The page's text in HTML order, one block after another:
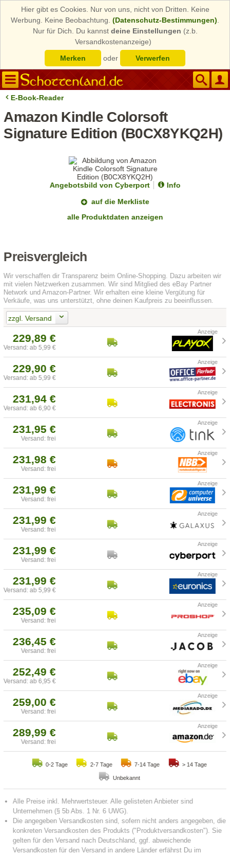
Hier gibt es Cookies. Nur von uns, nicht von Dritten. Keine
Werbung. Keine Beobachtung. (Datenschutz-Bestimmungen)
Nur für Dich. Du kannst deine Einstellungen (z.b.
Versandkostenanzeige)
Merken
oder Verwerfen
E-Book-Reader
Amazon Kindle Colorsoft
Signature Edition (B0CX8YKQ2H)
Angebotsbild von Cyberport
Info
auf die Merkliste
alle Produktdaten anzeigen
Preisvergleich
Wir verschaffen dir Transparenz beim Online-Shopping. Dazu arbeiten wir
mit vielen Netzwerken zusammen. Wir sind Mitglied des eBay Partner
Network und Amazon-Partner. Wir erhalten eine kleine Vergütung für
Verkäufe, was uns unterstützt, ohne deinen Kaufpreis zu beeinflussen.
zzgl. Versand
229,89 €
Versand: ab 5,99 €
229,90 €
Versand: ab 5,99 €
231,94 €
Versand: ab 6,90 €
231,95 €
Versand: frei
231,98 €
Versand: frei
231,99 €
Versand: frei
231,99 €
Versand: frei
231,99 €
Versand: frei
231,99 €
Versand: ab 5,99 €
235,09 €
Versand: frei
236,45 €
Versand: frei
252,49 €
Versand: ab 6,95 €
259,00 €
Versand: frei
289,99 €
Versand: frei
0-2 Tage 2-7 Tage 7-14 Tage > 14 Tage
Unbekannt